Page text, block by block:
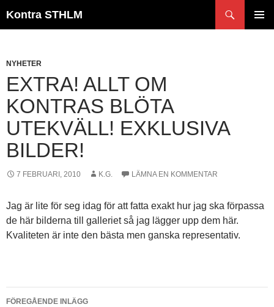
till
Kontra STHLM
NYHETER
EXTRA! ALLT OM
KONTRAS BLÖTA
UTEKVÄLL! EXKLUSIVA
BILDER!
7 FEBRUARI, 2010 K.G. LÄMNA EN KOMMENTAR
Jag är lite för seg idag för att fatta exakt hur jag ska förpassa
de här bilderna till galleriet så jag lägger upp dem här.
Kvaliteten är inte den bästa men ganska representativ.
Inläggsnavigering
FÖREGÅENDE INLÄGG